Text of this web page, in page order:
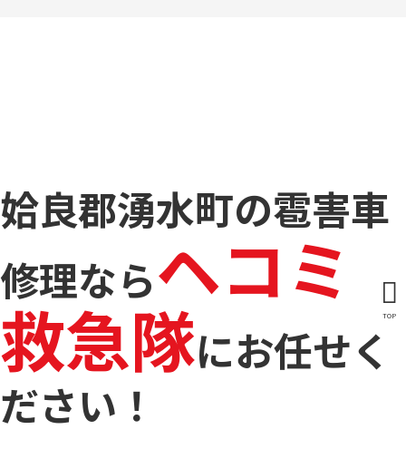
姶良郡湧水町の雹害車
修理ならヘコミ
救急隊にお任せく
ださい！
TOP